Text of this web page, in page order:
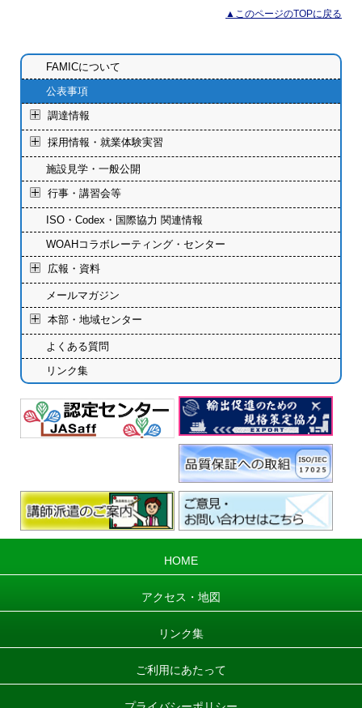
▲このページのTOPに戻る
FAMICについて
公表事項
調達情報
採用情報・就業体験実習
施設見学・一般公開
行事・講習会等
ISO・Codex・国際協力 関連情報
WOAHコラボレーティング・センター
広報・資料
メールマガジン
本部・地域センター
よくある質問
リンク集
HOME
アクセス・地図
リンク集
ご利用にあたって